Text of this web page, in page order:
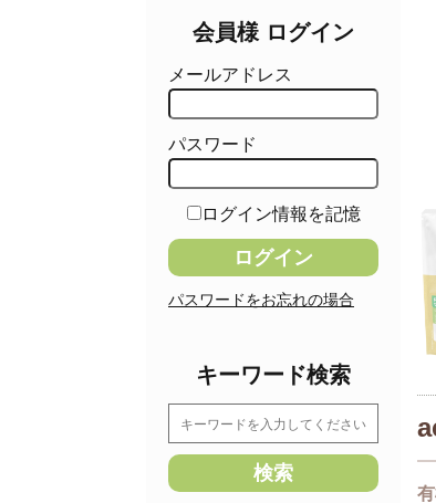
会員様 ログイン
メールアドレス
パスワード
ログイン情報を記憶
パスワードをお忘れの場合
キーワード検索